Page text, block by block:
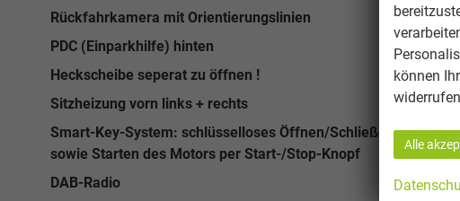
Rückfahrkamera mit Orientierungslinien
PDC (Einparkhilfe) hinten
Heckscheibe seperat zu öffnen !
Sitzheizung vorn links + rechts
Smart-Key-System: schlüsselloses Öffnen/Schließen des
sowie Starten des Motors per Start-/Stop-Knopf
DAB-Radio
können
Alle